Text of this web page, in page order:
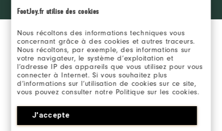
FootJoy.fr utilise des cookies
Nous récoltons des informations techniques vous
concernant grâce à des cookies et autres traceurs.
Nous récoltons, par exemple, des informations sur
votre navigateur, le système d’exploitation et
l’adresse IP des appareils que vous utilisez pour vous
connecter à Internet. Si vous souhaitez plus
d’informations sur l’utilisation de cookies sur ce site,
vous pouvez consulter notre Politique sur les cookies.
J'accepte
Learn More
Inscrivez-vous à notre newsletter marketing et
recevez en exclusivité les actualités FootJoy.
J‘accepte de recevoir les Newsletters Marketing FootJoy et
j’acceptela Politique de Confidentialité FootJoy